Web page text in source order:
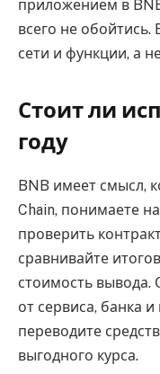
приложением в
всего не
сети и функции, а
Стоит ли
году
BNB имеет смысл,
Chain, понимаете
проверить
сравнивайте
стоимость вывода.
от сервиса, банка
переводите
выгодного курса.